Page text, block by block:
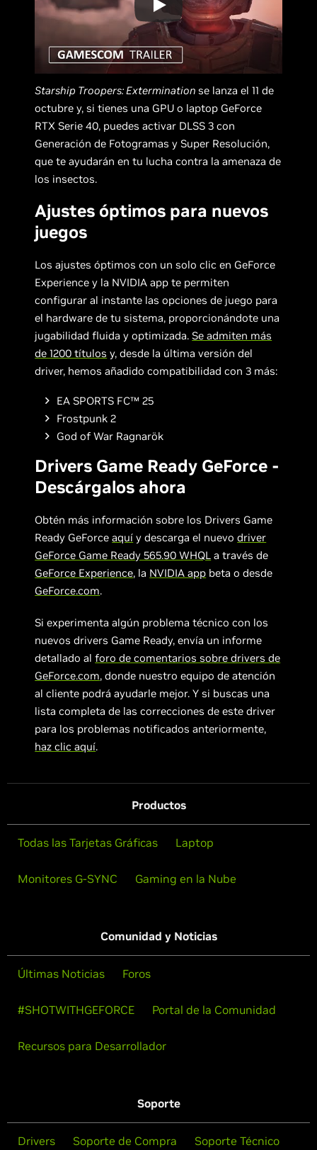
Starship Troopers: Exterminationse lanza el 11 de
octubre y, si tienes una GPU o laptop GeForce
RTX Serie 40, puedes activar DLSS 3 con
Generación de Fotogramas y Super Resolución,
que te ayudarán en tu lucha contra la amenaza de
los insectos.
Ajustes óptimos para nuevos
juegos
Los ajustes óptimos con un solo clic en GeForce
Experience y la NVIDIA app te permiten
configurar al instante las opciones de juego para
el hardware de tu sistema, proporcionándote una
jugabilidad fluida y optimizada. Se admiten más
de 1200 títulos y, desde la última versión del
driver, hemos añadido compatibilidad con 3 más:
EA SPORTS FC™ 25
Frostpunk 2
God of War Ragnarök
Drivers Game Ready GeForce -
Descárgalos ahora
Obtén más información sobre los Drivers Game
Ready GeForceaquí y descarga el nuevodriver
GeForce Game Ready 565.90 WHQL a través de
GeForce Experience, la NVIDIA app beta o desde
GeForce.com.
Si experimenta algún problema técnico con los
nuevos drivers Game Ready, envía un informe
detallado alforo de comentarios sobre drivers de
GeForce.com, donde nuestro equipo de atención
al cliente podrá ayudarle mejor. Y si buscas una
lista completa de las correcciones de este driver
para los problemas notificados anteriormente,
haz clic aquí.
Productos
Todas las Tarjetas Gráficas Laptop
Monitores G-SYNC Gaming en la Nube
Comunidad y Noticias
Últimas Noticias Foros
#SHOTWITHGEFORCE Portal de la Comunidad
Recursos para Desarrollador
Soporte
Drivers Soporte de Compra Soporte Técnico